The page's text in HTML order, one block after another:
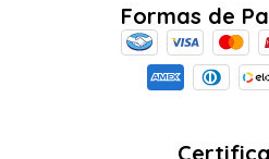
Formas de